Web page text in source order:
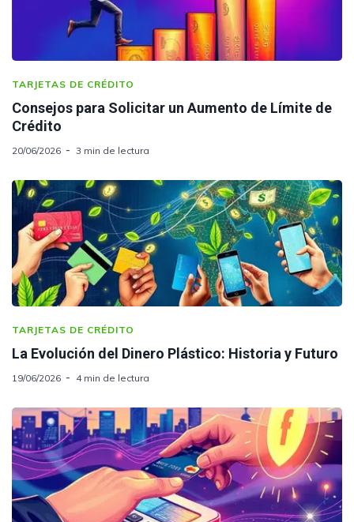
TARJETAS DE CRÉDITO
Consejos para Solicitar un Aumento de Límite de
Crédito
20/06/2026 3 min de lectura
TARJETAS DE CRÉDITO
La Evolución del Dinero Plástico: Historia y Futuro
19/06/2026 4 min de lectura